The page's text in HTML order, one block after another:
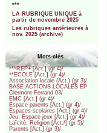
***
LA RUBRIQUE UNIQUE à
partir de novembre 2025
Les rubriques antérieures à
nov. 2025 (archive)
Mots-clés
***REP+ [Act.] (gr 4)/
**ECOLE [Act.] (gr 4)/
Association locale (Act.) (gr 3)/
BASE ACTIONS LOCALES EP
Clermont-Ferrand 03/
EMC [Act.] (gr 4)/
Espace parents [Act.] (gr 4)/
Espaces scolaires [Act.] (gr 4)/
Jeu, Espace jeux [Act.] (gr 4)/
Laïcité, Religion [Act./] (gr 5)/
Parents [Act.] (gr 3)/